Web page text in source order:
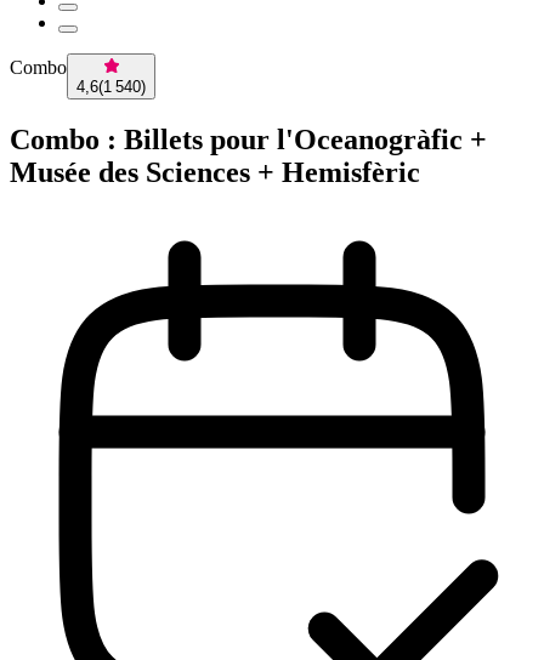
Combo
4,6(1 540)
Combo : Billets pour l'Oceanogràfic +
Musée des Sciences + Hemisfèric